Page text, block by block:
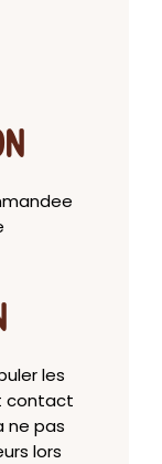
les
contact
ne pas
lors